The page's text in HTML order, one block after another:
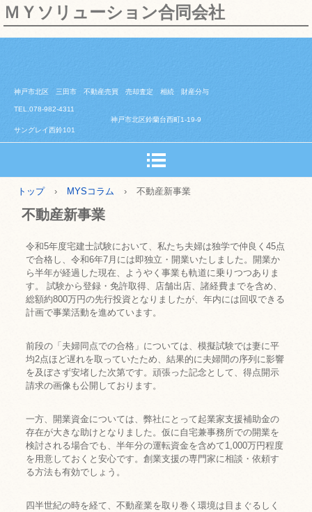
ＭＹソリューション合同会社
神戸市北区 三田市 不動産売買 売却査定 相続 財産分与
TEL.078-982-4311
神戸市北区鈴蘭台西町1-19-9
サングレイ西鈴101
トップ › MYSコラム › 不動産新事業
不動産新事業
令和5年度宅建士試験において、私たち夫婦は独学で仲良く45点
で合格し、令和6年7月には即独立・開業いたしました。開業か
ら半年が経過した現在、ようやく事業も軌道に乗りつつありま
す。 試験から登録・免許取得、店舗出店、諸経費までを含め、
総額約800万円の先行投資となりましたが、年内には回収できる
計画で事業活動を進めています。
前段の「夫婦同点での合格」については、模擬試験では妻に平
均2点ほど遅れを取っていたため、結果的に夫婦間の序列に影響
を及ぼさず安堵した次第です。頑張った記念として、得点開示
請求の画像も公開しております。
一方、開業資金については、弊社にとって起業家支援補助金の
存在が大きな助けとなりました。仮に自宅兼事務所での開業を
検討される場合でも、半年分の運転資金を含めて1,000万円程度
を用意しておくと安心です。創業支援の専門家に相談・依頼す
る方法も有効でしょう。
四半世紀の時を経て、不動産業を取り巻く環境は目まぐるしく